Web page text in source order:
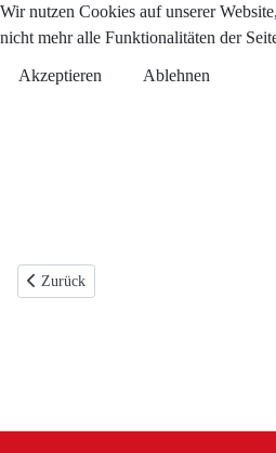
Vorheriger Beitrag: Wierschem hat
Zurück
Wir nutzen Cookies auf unserer
nicht mehr alle Funktionalitäten der
Akzeptieren Ablehnen